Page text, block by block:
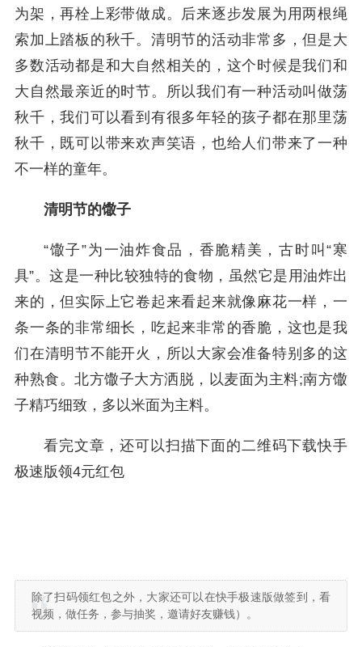
为架，再栓上彩带做成。后来逐步发展为用两根绳
索加上踏板的秋千。清明节的活动非常多，但是大
多数活动都是和大自然相关的，这个时候是我们和
大自然最亲近的时节。所以我们有一种活动叫做荡
秋千，我们可以看到有很多年轻的孩子都在那里荡
秋千，既可以带来欢声笑语，也给人们带来了一种
不一样的童年。
清明节的馓子
“馓子”为一油炸食品，香脆精美，古时叫“寒
具”。这是一种比较独特的食物，虽然它是用油炸出
来的，但实际上它卷起来看起来就像麻花一样，一
条一条的非常细长，吃起来非常的香脆，这也是我
们在清明节不能开火，所以大家会准备特别多的这
种熟食。北方馓子大方洒脱，以麦面为主料;南方馓
子精巧细致，多以米面为主料。
看完文章，还可以扫描下面的二维码下载快手
极速版领4元红包
除了扫码领红包之外，大家还可以在快手极速版做签到，看
视频，做任务，参与抽奖，邀请好友赚钱）。